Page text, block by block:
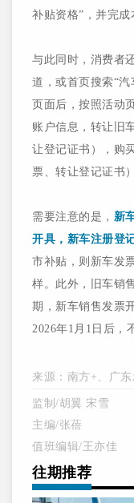
补贴资格”，并完成
与此同时，消费者
道，或首页搜索“
页面后，按照活动
账户信息，转让旧
让登记证书），购
票、转让登记证书
需要注意的是， 新
开具，新车注册登
市补贴，则新车发
样。此外，旧车销
期，新车销售发票
2026年1月1日后，
来源： 南方+、广东
监制/胡翼 宋雪
主编/张蓓
值班编辑/王亦佳
往期推荐